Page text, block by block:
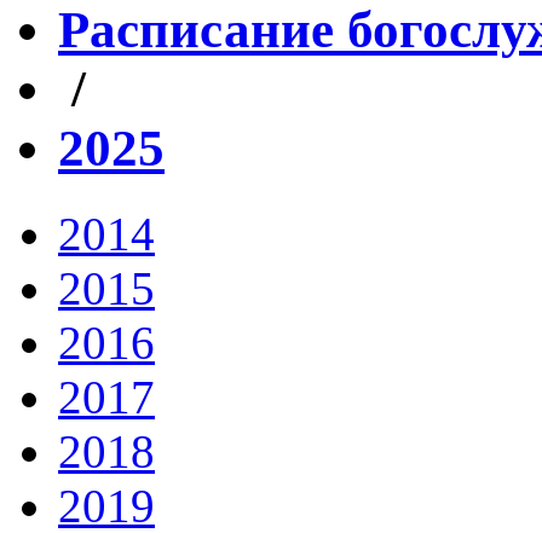
Расписание
/
2025
2014
2015
2016
2017
2018
2019